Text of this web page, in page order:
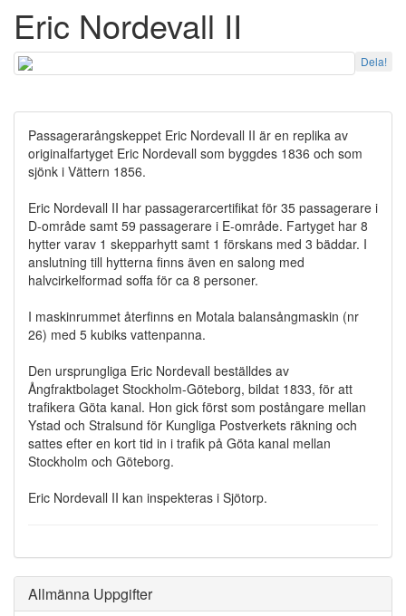
Eric Nordevall II
Dela!
Passagerarångskeppet Eric Nordevall II är en replika av
originalfartyget Eric Nordevall som byggdes 1836 och som
sjönk i Vättern 1856.
Eric Nordevall II har passagerarcertifikat för 35 passagerare i
D-område samt 59 passagerare i E-område. Fartyget har 8
hytter varav 1 skepparhytt samt 1 förskans med 3 bäddar. I
anslutning till hytterna finns även en salong med
halvcirkelformad soffa för ca 8 personer.
I maskinrummet återfinns en Motala balansångmaskin (nr
26) med 5 kubiks vattenpanna.
Den ursprungliga Eric Nordevall beställdes av
Ångfraktbolaget Stockholm-Göteborg, bildat 1833, för att
trafikera Göta kanal. Hon gick först som postångare mellan
Ystad och Stralsund för Kungliga Postverkets räkning och
sattes efter en kort tid in i trafik på Göta kanal mellan
Stockholm och Göteborg.
Eric Nordevall II kan inspekteras i Sjötorp.
Allmänna Uppgifter